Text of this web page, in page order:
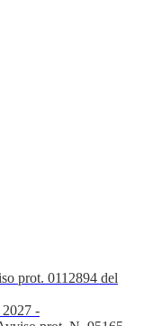
prot. 0112894 del
2027 -